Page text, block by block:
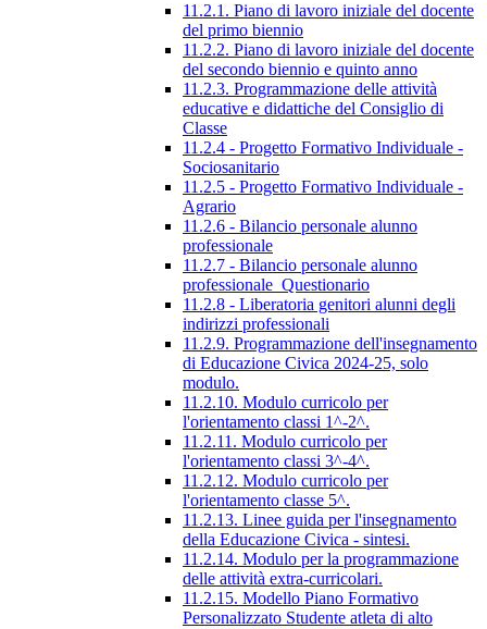
11.2.1. Piano di lavoro iniziale del docente
del primo biennio
11.2.2. Piano di lavoro iniziale del docente
del secondo biennio e quinto anno
11.2.3. Programmazione delle attività
educative e didattiche del Consiglio di
Classe
11.2.4 - Progetto Formativo Individuale -
Sociosanitario
11.2.5 - Progetto Formativo Individuale -
Agrario
11.2.6 - Bilancio personale alunno
professionale
11.2.7 - Bilancio personale alunno
professionale_Questionario
11.2.8 - Liberatoria genitori alunni degli
indirizzi professionali
11.2.9. Programmazione dell'insegnamento
di Educazione Civica 2024-25, solo
modulo.
11.2.10. Modulo curricolo per
l'orientamento classi 1^-2^.
11.2.11. Modulo curricolo per
l'orientamento classi 3^-4^.
11.2.12. Modulo curricolo per
l'orientamento classe 5^.
11.2.13. Linee guida per l'insegnamento
della Educazione Civica - sintesi.
11.2.14. Modulo per la programmazione
delle attività extra-curricolari.
11.2.15. Modello Piano Formativo
Personalizzato Studente atleta di alto